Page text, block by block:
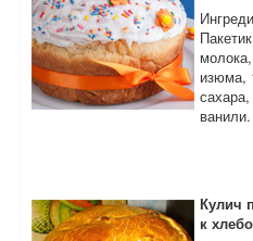
изюма,
ванили.
Кулич
к